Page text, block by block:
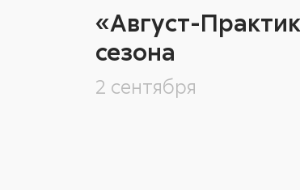
«Август-
сезона
2 сентября